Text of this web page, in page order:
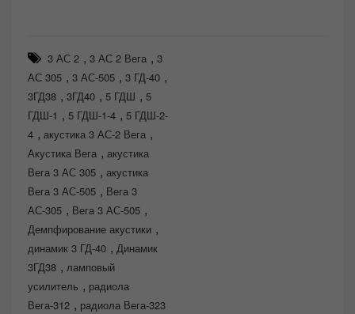
3 АС 2 , 3 АС 2 Вега , 3
АС 305 , 3 АС-505 , 3 ГД-40 ,
3ГД38 , 3ГД40 , 5 ГДШ , 5
ГДШ-1 , 5 ГДШ-1-4 , 5 ГДШ-2-
4 , акустика 3 АС-2 Вега ,
Акустика Вега , акустика
Вега 3 АС 305 , акустика
Вега 3 АС-505 , Вега 3
АС-305 , Вега 3 АС-505 ,
Демпфирование акустики ,
динамик 3 ГД-40 , Динамик
3ГД38 , ламповый
усилитель , радиола
Вега-312 , радиола Вега-323